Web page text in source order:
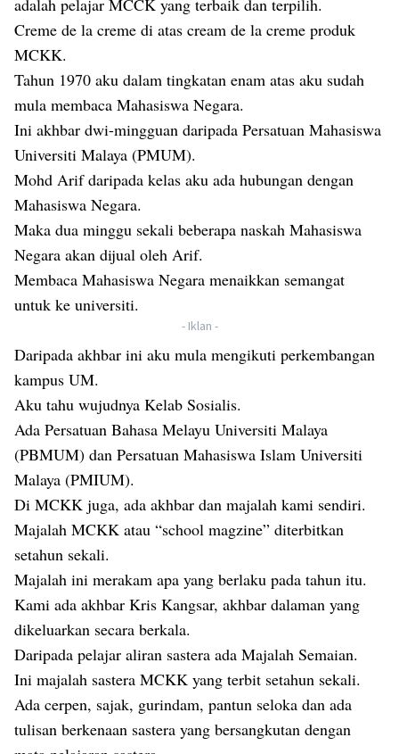
adalah pelajar MCCK yang terbaik dan terpilih.
Creme de la creme di atas cream de la creme produk
MCKK.
Tahun 1970 aku dalam tingkatan enam atas aku sudah
mula membaca Mahasiswa Negara.
Ini akhbar dwi-mingguan daripada Persatuan Mahasiswa
Universiti Malaya (PMUM).
Mohd Arif daripada kelas aku ada hubungan dengan
Mahasiswa Negara.
Maka dua minggu sekali beberapa naskah Mahasiswa
Negara akan dijual oleh Arif.
Membaca Mahasiswa Negara menaikkan semangat
untuk ke universiti.
- Iklan -
Daripada akhbar ini aku mula mengikuti perkembangan
kampus UM.
Aku tahu wujudnya Kelab Sosialis.
Ada Persatuan Bahasa Melayu Universiti Malaya
(PBMUM) dan Persatuan Mahasiswa Islam Universiti
Malaya (PMIUM).
Di MCKK juga, ada akhbar dan majalah kami sendiri.
Majalah MCKK atau “school magzine” diterbitkan
setahun sekali.
Majalah ini merakam apa yang berlaku pada tahun itu.
Kami ada akhbar Kris Kangsar, akhbar dalaman yang
dikeluarkan secara berkala.
Daripada pelajar aliran sastera ada Majalah Semaian.
Ini majalah sastera MCKK yang terbit setahun sekali.
Ada cerpen, sajak, gurindam, pantun seloka dan ada
tulisan berkenaan sastera yang bersangkutan dengan